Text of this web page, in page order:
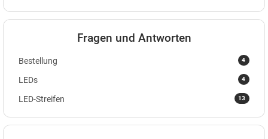
Fragen und Antworten
4
Bestellung
4
LEDs
13
LED-Streifen